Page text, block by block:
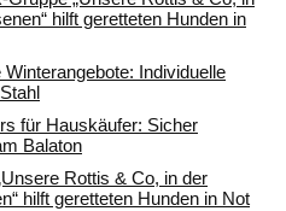
hilft geretteten Hunden in
Individuelle
für Hauskäufer: Sicher
Balaton
Rottis & Co, in der
hilft geretteten Hunden in Not